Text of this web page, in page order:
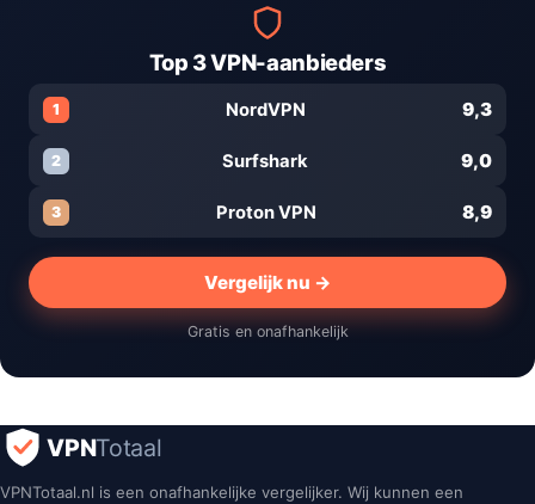
Top 3 VPN-aanbieders
1 NordVPN 9,3
2 Surfshark 9,0
3 Proton VPN 8,9
Vergelijk nu →
Gratis en onafhankelijk
VPNTotaal
VPNTotaal.nl is een onafhankelijke vergelijker. Wij kunnen een